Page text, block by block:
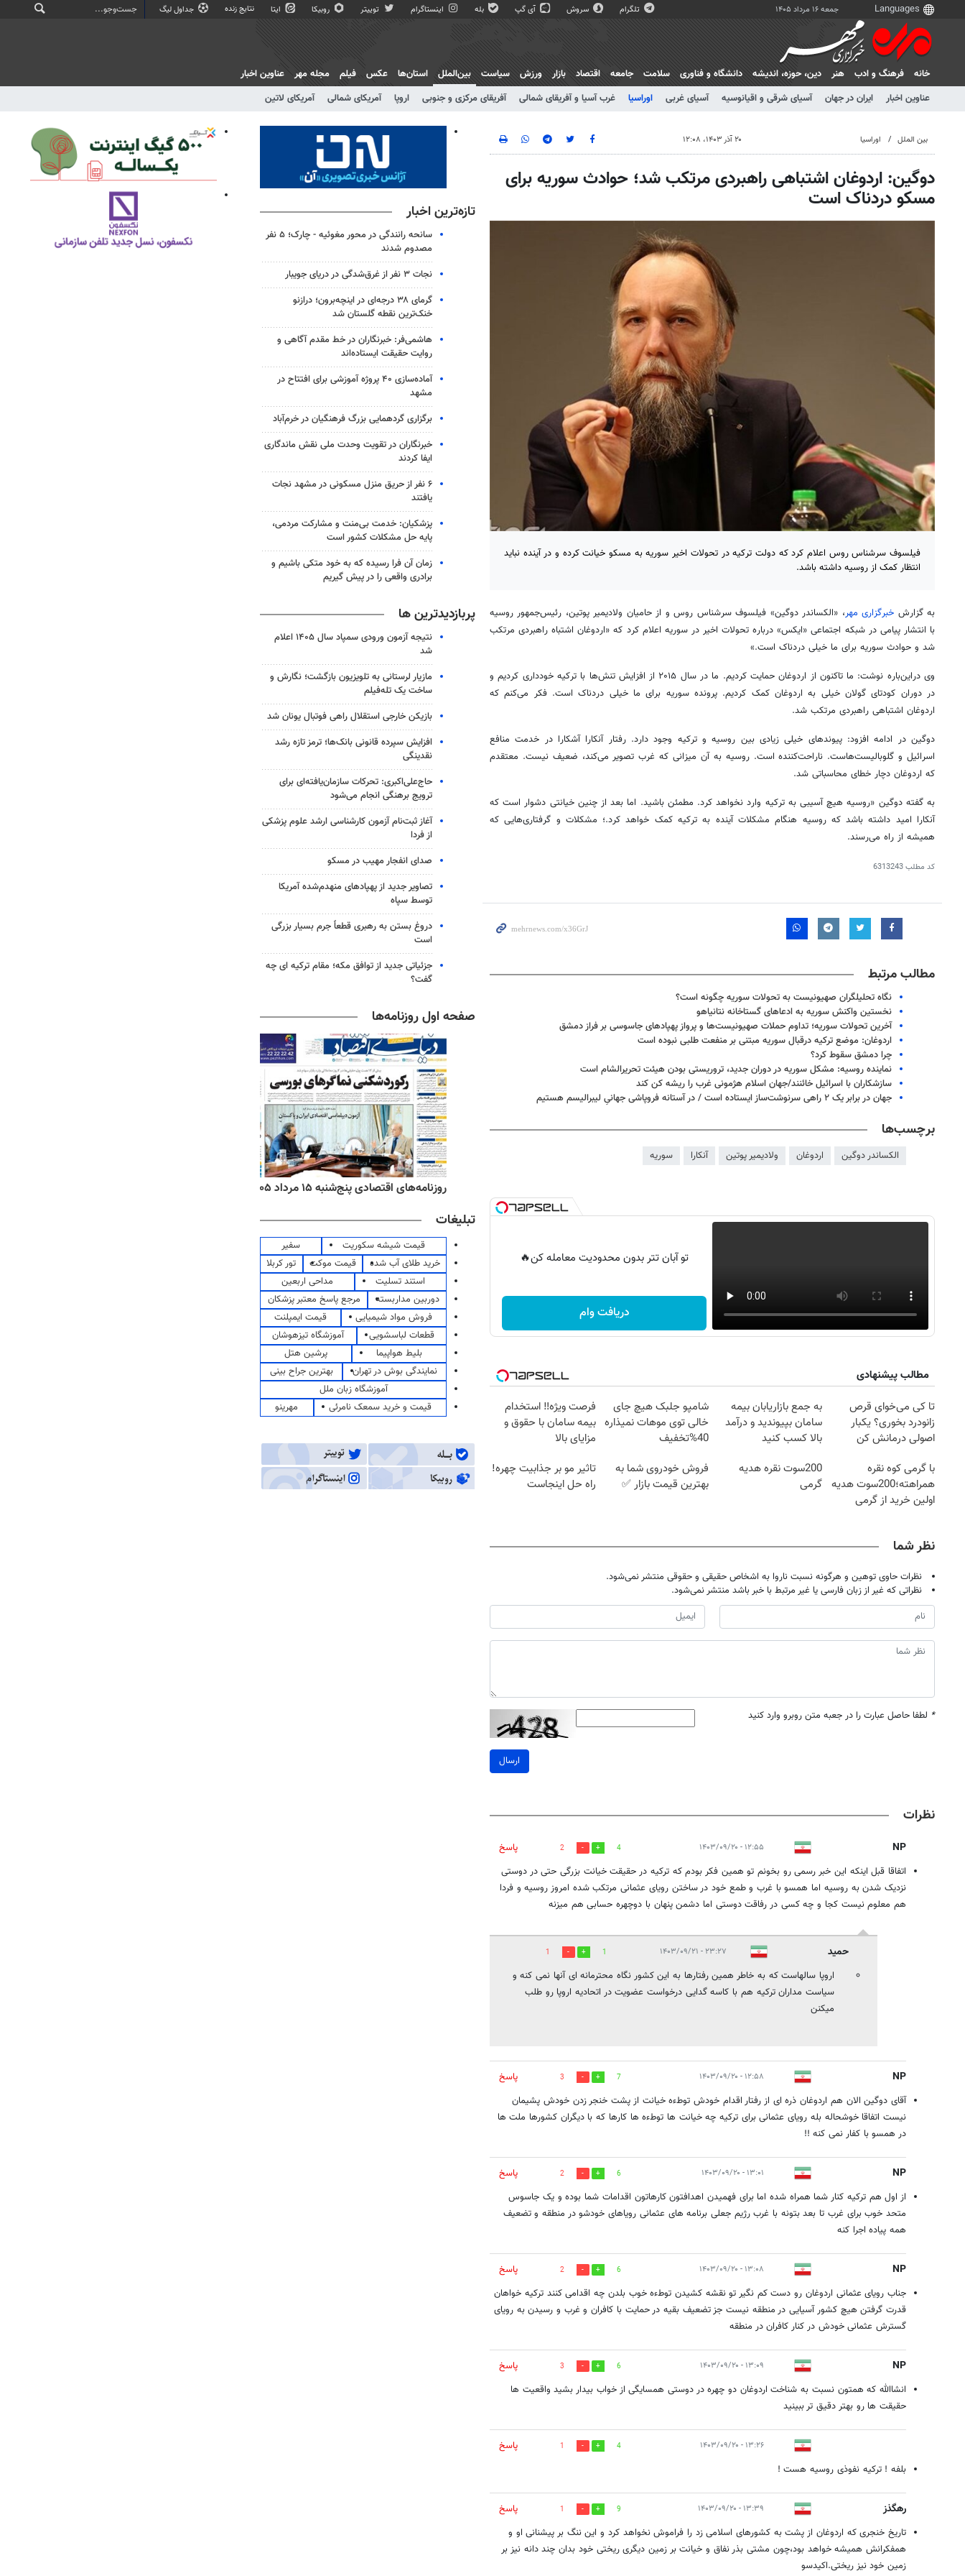
جمعه ۱۶ مرداد ۱۴۰۵ تلگرام سروش آی گپ بله اینستاگرام توییتر روبیکا ایتا نتایج زنده جداول لیگ
خانه فرهنگ و ادب هنر دين، حوزه، انديشه دانشگاه و فناوری سلامت جامعه اقتصاد بازار ورزش سیاست
بین‌الملل
عناوین اخبار
ایران در جهان آسیای شرقی و اقیانوسیه آسیای غربی اوراسیا غرب آسیا و آفریقای شمالی آفریقای مرکزی و جنوبی اروپا آمریکای شمالی آمریکای لاتین
استان‌ها عکس فیلم مجله مهر عناوین اخبار
بین الملل اوراسیا ۲۰ آذر ۱۴۰۳، ۱۲:۰۸
دوگین: اردوغان اشتباهی راهبردی مرتکب شد؛ حوادث سوریه برای
مسکو دردناک است
فیلسوف سرشناس روس اعلام کرد که دولت ترکیه در تحولات اخیر سوریه به مسکو خیانت کرده و در آینده نباید
انتظار کمک از روسیه داشته باشد.
به گزارش خبرگزاری مهر، «الکساندردوگین» فیلسوف سرشناس روس و از حامیان ولادیمیر پوتین، رئیس‌جمهور روسیه
با انتشار پیامی در شبکه اجتماعی «ایکس» درباره تحولات اخیردر سوریه اعلام کرد که «اردوغان اشتباه راهبردی مرتکب
شد و حوادث سوریه برای ما خیلی دردناک است.»
وی دراین‌باره نوشت: ما تاکنون از اردوغان حمایت کردیم. ما در سال ۲۰۱۵ از افزایش تنش‌ها با ترکیه خودداری کردیم و
در دوران کودتای گولان خیلی به اردوغان کمک کردیم. پرونده سوریه برای ما خیلی دردناک است. فکر می‌کنم که
اردوغان اشتباهی راهبردی مرتکب شد.
دوگین در ادامه افزود: پیوندهای خیلی زیادی بین روسیه و ترکیه وجود دارد. رفتار آنکارا آشکارا در خدمت منافع
اسرائیل و گلوبالیست‌هاست. ناراحت‌کننده است. روسیه به آن میزانی که غرب تصویر می‌کند، ضعیف نیست. معتقدم
که اردوغان دچار خطای محاسباتی شد.
به گفته دوگین «روسیه هیچ آسیبی به ترکیه وارد نخواهد کرد. مطمئن باشید. اما بعد از چنین خیانتی دشوار است که
آنکارا امید داشته باشد که روسیه هنگام مشکلات آینده به ترکیه کمک خواهد کرد.؛ مشکلات و گرفتاری‌هایی که
همیشه از راه می‌رسند.
کد مطلب6313243
مطالب مرتبط
نگاه تحلیلگران صهیونیست به تحولات سوریه چگونه است؟
نخستین واکنش سوریه به ادعاهای گستاخانه نتانیاهو
آخرین تحولات سوریه؛ تداوم حملات صهیونیست‌ها و پرواز پهپادهای جاسوسی بر فراز دمشق
اردوغان: موضع ترکیه درقبال سوریه مبتنی بر منفعت طلبی نبوده است
چرا دمشق سقوط کرد؟
نماینده روسیه: مشکل سوریه در دوران جدید، تروریستی بودن هیئت تحریرالشام است
سازشکاران با اسرائیل خائنند/جهان اسلام هژمونی غرب را ریشه کن کند
جهان در برابر یک ۲ راهی سرنوشت‌ساز ایستاده است / در آستانه فروپاشی جهانیِ لیبرالیسم هستیم
برچسب‌ها
الکساندر دوگین اردوغان ولادیمیر پوتین آنکارا سوریه
تو آبان تتر بدون محدودیت معامله کن🔥
دریافت وام
مطالب پیشنهادی
تا کی می‌خوای قرص
زانودرد بخوری؟ یکبار
اصولی درمانش کن
به جمع بازاریابان بیمه
سامان بپیوندید و درآمد
بالا کسب کنید
شامپو جلبک هیچ جای
خالی توی موهات نمیذاره
40%تخفیف
فرصت ویژه‼️ استخدام
بیمه سامان با حقوق و
مزایای بالا
با گرمی کوه نقره
همراهته؛200سوت هدیه
اولین خرید از گرمی
200سوت نقره هدیه
گرمی
فروش خودروی شما به
بهترین قیمت بازار ✅
تاثیر مو بر جذابیت چهره!
راه حل اینجاست
نظر شما
نظرات حاوی توهین و هرگونه نسبت ناروا به اشخاص حقیقی و حقوقی منتشر نمی‌شود.
نظراتی که غیر از زبان فارسی یا غیر مرتبط با خبر باشد منتشر نمی‌شود.
* لطفا حاصل عبارت را در جعبه متن روبرو وارد کنید
ارسال
نظرات
NP ۱۲:۵۵ - ۱۴۰۳/۰۹/۲۰ 4
2
پاسخ
اتفاقا قبل اینکه این خبر رسمی رو بخونم تو همین فکر بودم که ترکیه در حقیقت خیانت بزرگی حتی در دوستی
نزدیک شدن به روسیه اما همسو با غرب و طمع خود در ساختن رویای عثمانی مرتکب شده امروز روسیه و فردا
هم معلوم نیست کجا و چه کسی در رفاقت دوستی اما دشمن پنهان با دوچهره حسابی هم میزنه
حمید ۲۳:۲۷ - ۱۴۰۳/۰۹/۲۱ 1
1
اروپا سالهاست که به خاطر همین رفتارها به این کشور نگاه محترمانه ای آنها نمی کنه و
سیاست مداران ترکیه هم با کاسه گدایی درخواست عضویت در اتحادیه اروپا رو طلب
میکنن
NP ۱۲:۵۸ - ۱۴۰۳/۰۹/۲۰ 7
3
پاسخ
آقای دوگین الان هم اردوغان ذره ای از رفتار اقدام خودش توطءه خیانت از پشت خنجر زدن خودش پشیمان
نیست اتفاقا خوشحاله بله رویای عثمانی برای ترکیه چه خیانت ها توطءه ها کارها که با دیگران کشورها ملت ها
در همسو با کفار نمی کنه !!
NP ۱۳:۰۱ - ۱۴۰۳/۰۹/۲۰ 6
2
پاسخ
از اول هم ترکیه کنار شما همراه شده اما برای فهمیدن اهدافتون کارهاتون اقدامات شما بوده و یک جاسوس
متحد خوب برای غرب تا بعد بتونه با غرب رژیم جعلی برنامه های عثمانی رویاهای خودشو در منطقه و تضعیف
همه پیاده اجرا کنه
NP ۱۳:۰۸ - ۱۴۰۳/۰۹/۲۰ 6
2
پاسخ
جناب رویای عثمانی اردوغان رو دست کم نگیر تو نقشه کشیدن توطءه خوب بلدن چه اقدامی کنند ترکیه خواهان
قدرت گرفتن هیچ کشور آسیایی در منطقه نیست جز تضعیف بقیه در حمایت با کافران و غرب و رسیدن به رویای
گسترش عثمانی خودش در کنار کافران در منطقه
NP ۱۳:۰۹ - ۱۴۰۳/۰۹/۲۰ 6
3
پاسخ
انشاالله که همتون نسبت به شناخت اردوغان دو چهره در دوستی همسایگی از خواب بیدار بشید واقعیت ها
حقیقت ها رو بهتر دقیق تر ببینید
۱۳:۲۶ - ۱۴۰۳/۰۹/۲۰ 4
1
پاسخ
بلفه ! ترکیه نفوذی روسیه هست !
رهگذز ۱۳:۳۹ - ۱۴۰۳/۰۹/۲۰ 9
1
پاسخ
تاریخ خنجری که اردوغان از پشت به کشورهای اسلامی زد را فراموش نخواهد کرد و این ننگ بر پیشنانی او و
همفکرانش همیشه خواهد بود،چون مشتی بذر نفاق و خیانت بر زمین دیگری ریختی خود بدان چند دانه نیز بر
زمین خود نیز ریختی.اکیدسو
تازه‌ترین اخبار
سانحه رانندگی در محور مغوئیه - چارک؛ ۵ نفر
مصدوم شدند
نجات ۳ نفر از غرق‌شدگی در دریای جویبار
گرمای ۳۸ درجه‌ای در اینچه‌برون؛ درازنو
خنک‌ترین نقطه گلستان شد
هاشمی‌فر​​​​​​​: خبرنگاران در خط مقدم آگاهی و
روایت حقیقت ایستاده‌اند
آماده‌سازی ۴۰ پروژه آموزشی برای افتتاح در
مشهد
برگزاری گردهمایی بزرگ فرهنگیان در خرم‌آباد
خبرنگاران در تقویت وحدت ملی نقش ماندگاری
ایفا کردند
۶ نفر از حریق منزل مسکونی در مشهد نجات
یافتند
پزشکیان: خدمت بی‌منت و مشارکت مردمی،
پایه حل مشکلات کشور است
زمان آن فرا رسیده که به خود متکی باشیم و
برادری واقعی را در پیش گیریم
پربازدیدترین ها
نتیجه آزمون ورودی سمپاد سال ۱۴۰۵ اعلام
شد
مازیار لرستانی به تلویزیون بازگشت؛ نگارش و
ساخت یک تله‌فیلم
بازیکن خارجی استقلال راهی فوتبال یونان شد
افزایش سپرده قانونی بانک‌ها؛ ترمز تازه رشد
نقدینگی
حاج‌علی‌اکبری: تحرکات سازمان‌یافته‌ای برای
ترویج برهنگی انجام می‌شود
آغاز ثبت‌نام‌ آزمون کارشناسی ارشد علوم پزشکی
از فردا
صدای انفجار مهیب در مسکو
تصاویر جدید از پهپادهای منهدم‌شده آمریکا
توسط سپاه
دروغ بستن به رهبری قطعاً جرم بسیار بزرگی
است
جزئیاتی جدید از توافق مکه؛ مقام ترکیه ای چه
گفت؟
صفحه اول روزنامه‌ها
روزنامه‌های اقتصادی پنج‌شنبه ۱۵ مرداد ۱۴۰۵
تبلیغات
قیمت شیشه سکوریت
سفیر
خرید طلای آب شده
قیمت موکت
تور کربلا
استند تسلیت
مداحی اربعین
دوربین مداربسته
مرجع پاسخ معتبر پزشکان
فروش مواد شیمیایی
قیمت ایمپلنت
قطعات لباسشویی
آموزشگاه تیزهوشان
بلیط هواپیما
پرشین هتل
نمایندگی بوش در تهران
بهترین جراح بینی
آموزشگاه زبان ملل
قیمت و خرید سمعک نامرئی
مهرینو